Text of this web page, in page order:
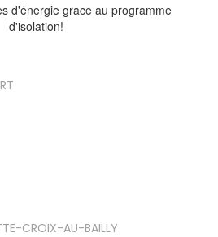
d'énergie grace au programme
d'isolation!
CROIX-AU-BAILLY